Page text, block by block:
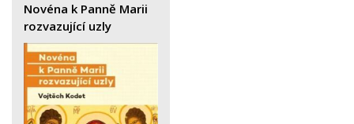
Novéna k Panně Marii
rozvazující uzly